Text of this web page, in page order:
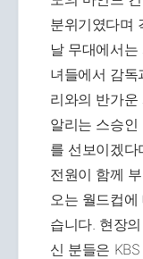
분위기였다며
날 무대에서
녀들에서 감
리와의 반가운
알리는 스승인
를 선보이겠다
전원이 함께
오는 월드컵에
습니다. 현장
신 분들은